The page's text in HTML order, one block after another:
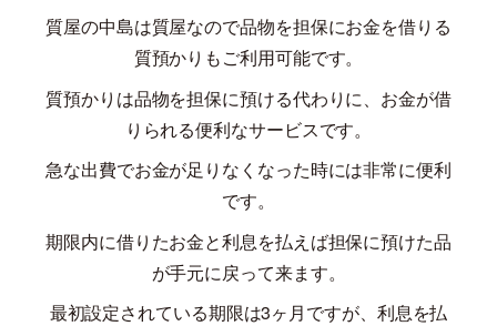
質屋の中島は質屋なので品物を担保にお金を借りる
質預かりもご利用可能です。
質預かりは品物を担保に預ける代わりに、お金が借
りられる便利なサービスです。
急な出費でお金が足りなくなった時には非常に便利
です。
期限内に借りたお金と利息を払えば担保に預けた品
が手元に戻って来ます。
最初設定されている期限は3ヶ月ですが、利息を払